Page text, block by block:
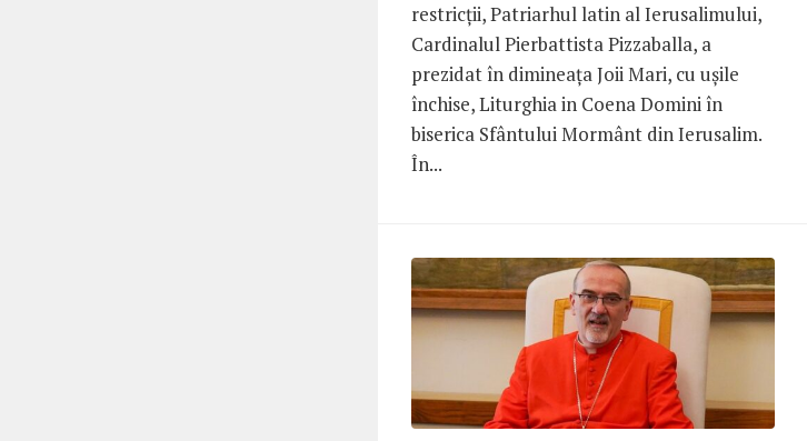
restricții, Patriarhul latin al Ierusalimului,
Cardinalul Pierbattista Pizzaballa, a
prezidat în dimineața Joii Mari, cu ușile
închise, Liturghia in Coena Domini în
biserica Sfântului Mormânt din Ierusalim.
În...